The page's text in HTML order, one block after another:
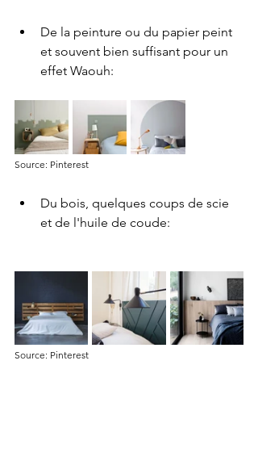
De la peinture ou du papier peint
et souvent bien suffisant pour un
effet Waouh:
Source: Pinterest
Du bois, quelques coups de scie
et de l'huile de coude:
Source: Pinterest